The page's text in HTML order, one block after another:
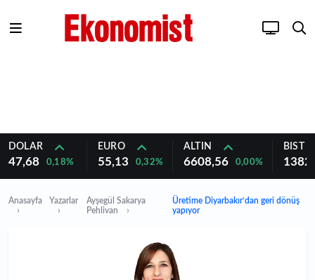
DOLAR
47,68 0,18%
EURO
55,13 0,32%
ALTIN
6608,56 0,00%
BIST
Anasayfa Yazarlar
Ayşegül Sakarya
Pehlivan
Üretime Diyarbakır‘dan geri dönüş
yapıyor